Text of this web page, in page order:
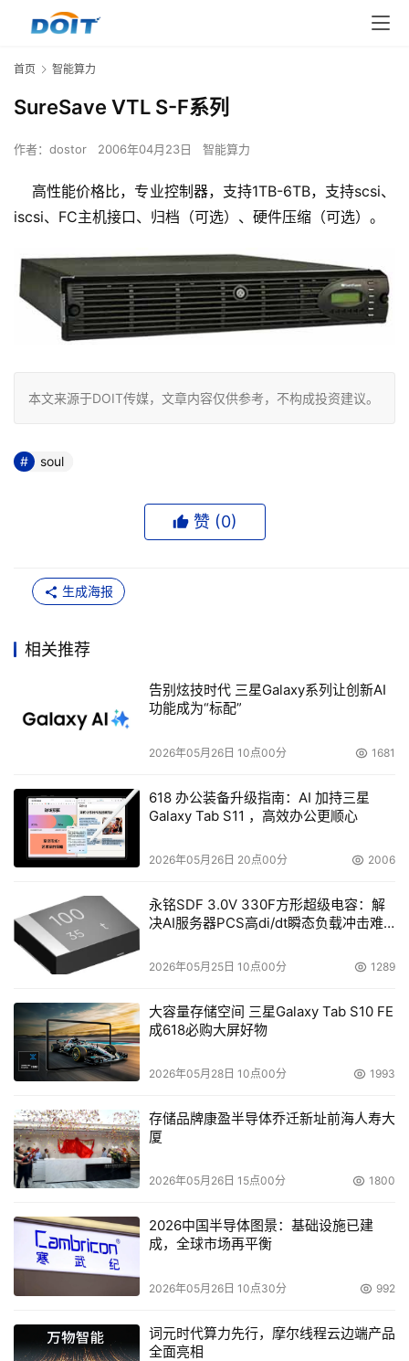
首页 智能算力
SureSave VTL S-F系列
作者： dostor 2006年04月23日 智能算力
高性能价格比，专业控制器，支持1TB-6TB，支持scsi、
iscsi、FC主机接口、归档（可选）、硬件压缩（可选）。
本文来源于DOIT传媒，文章内容仅供参考，不构成投资建议。
soul
赞 (0)
生成海报
相关推荐
告别炫技时代 三星Galaxy系列让创新AI
功能成为“标配”
2026年05月26日 10点00分 1681
618 办公装备升级指南：AI 加持三星
Galaxy Tab S11 ，高效办公更顺心
2026年05月26日 20点00分 2006
永铭SDF 3.0V 330F方形超级电容：解
决AI服务器PCS高di/dt瞬态负载冲击难
2026年05月25日 10点00分 1289
大容量存储空间 三星Galaxy Tab S10 FE
成618必购大屏好物
2026年05月28日 10点00分 1993
存储品牌康盈半导体乔迁新址前海人寿大
厦
2026年05月26日 15点00分 1800
2026中国半导体图景：基础设施已建
成，全球市场再平衡
2026年05月26日 10点30分 992
词元时代算力先行，摩尔线程云边端产品
全面亮相